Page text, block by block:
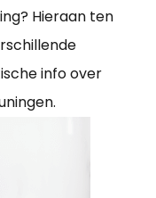
Hieraan ten
info over